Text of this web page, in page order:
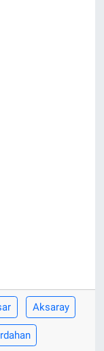
Aksaray